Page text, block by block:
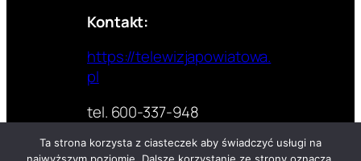
Kontakt:
https://telewizjapowiatowa.
pl
tel. 600-337-948
Ta strona korzysta z ciasteczek aby świadczyć usługi na